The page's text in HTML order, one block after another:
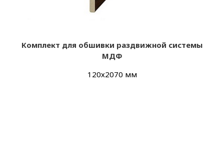
Комплект для обшивки раздвижной системы
МДФ
120х2070 мм